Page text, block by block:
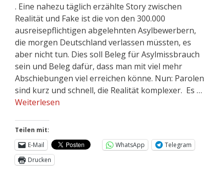
. Eine nahezu täglich erzählte Story zwischen
Realität und Fake ist die von den 300.000
ausreisepflichtigen abgelehnten Asylbewerbern,
die morgen Deutschland verlassen müssten, es
aber nicht tun. Dies soll Beleg für Asylmissbrauch
sein und Beleg dafür, dass man mit viel mehr
Abschiebungen viel erreichen könne. Nun: Parolen
sind kurz und schnell, die Realität komplexer. Es …
Weiterlesen
Teilen mit:
E-Mail
WhatsApp
Telegram
Drucken